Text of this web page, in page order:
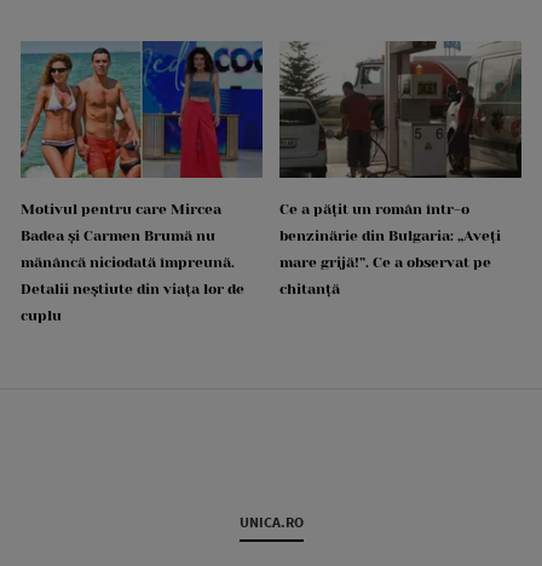
Motivul pentru care Mircea
Badea și Carmen Brumă nu
mănâncă niciodată împreună.
Detalii neștiute din viața lor de
cuplu
Ce a pățit un român într-o
benzinărie din Bulgaria: „Aveți
mare grijă!”. Ce a observat pe
chitanță
UNICA.RO